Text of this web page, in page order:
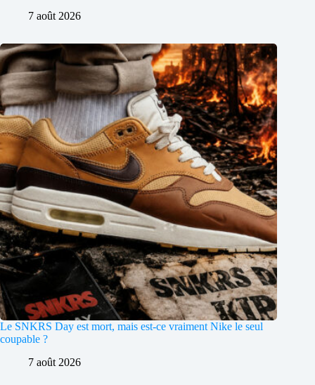
7 août 2026
Le SNKRS Day est mort, mais est-ce vraiment Nike le seul
coupable ?
7 août 2026